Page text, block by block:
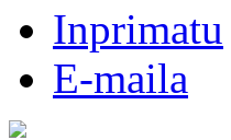
Inprimatu
E-maila